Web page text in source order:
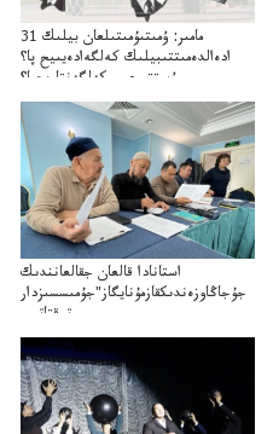
31 مامىر: ۇمىتىۇمىتىلعان بيلىك
ادەالدەمىتتىبيلىك كەلگەادەيىيح پا؟
ۇمىتتىرعىسىكەلگەنتاريحپا؟
استانادا قالعان جقالعانندىك
جۇجاڭاوزەندىكقازمۇنايگاز"جۇمىسسىزدار
توقتاتىپ